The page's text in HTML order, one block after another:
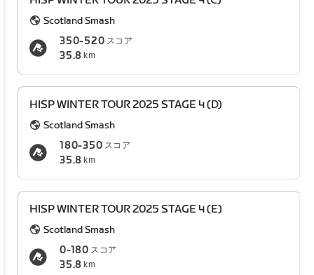
Scotland Smash
350-520 スコア
35.8 km
HISP WINTER TOUR 2025 STAGE 4 (D)
Scotland Smash
180-350 スコア
35.8 km
HISP WINTER TOUR 2025 STAGE 4 (E)
Scotland Smash
0-180 スコア
35.8 km